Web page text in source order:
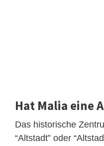
Hat Malia eine
Das historische
“Altstadt” oder